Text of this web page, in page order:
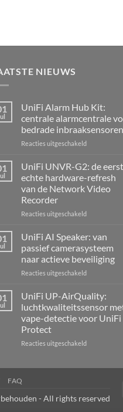
NIEUWS
UniFi Alarm Hub Kit:
centrale alarmcentrale
bedrade inbraaksensoren
Reacties uitgeschakeldvoor
Alarm
Kit:
centrale
voor
UniFi UNVR-G2: de
echte hardware-refresh
van de Network Video
Recorder
Reacties uitgeschakeldvoor
de
eerste
refresh
de
Network
Recorder
UniFi AI Speaker: van
passief camerasysteem
naar actieve beveiliging
Reacties uitgeschakeldvoor
Speaker:
van
passief
naar
UniFi UP-AirQuality:
luchtkwaliteitssensor
vape-detectie voor UniFi
Protect
Reacties uitgeschakeldvoor
vape-
FAQ
- All rights reserved